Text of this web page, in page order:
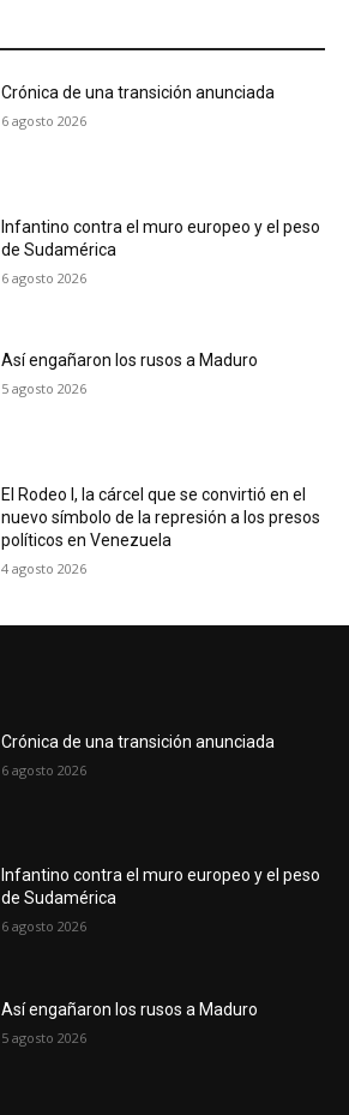
Crónica de una transición anunciada
6 agosto 2026
Infantino contra el muro europeo y el peso
de Sudamérica
6 agosto 2026
Así engañaron los rusos a Maduro
5 agosto 2026
El Rodeo I, la cárcel que se convirtió en el
nuevo símbolo de la represión a los presos
políticos en Venezuela
4 agosto 2026
Crónica de una transición anunciada
6 agosto 2026
Infantino contra el muro europeo y el peso
de Sudamérica
6 agosto 2026
Así engañaron los rusos a Maduro
5 agosto 2026